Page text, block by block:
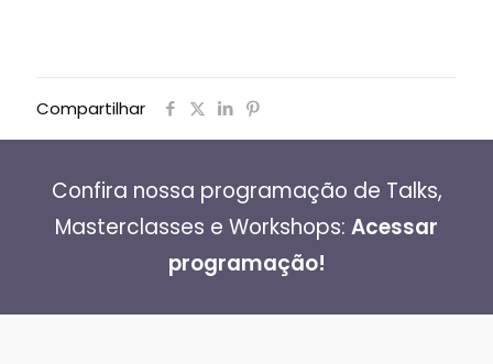
Compartilhar
Confira nossa programação de Talks,
Masterclasses e Workshops: Acessar
programação!